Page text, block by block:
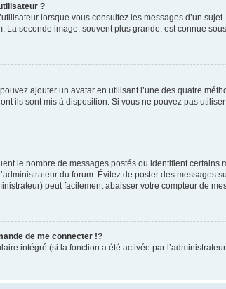
?
lorsque vous consultez les messages d’un
seconde image, souvent plus grande, est connue
ajouter un avatar en utilisant l’une des quatre
ils sont mis à disposition. Si vous ne pouvez pas
le nombre de messages postés ou identifient
du forum. Évitez de poster des
peut facilement abaisser votre compteur de
de me connecter !?
intégré (si la fonction a été activée par